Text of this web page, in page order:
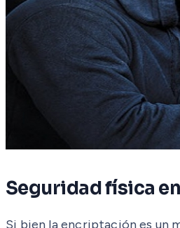
Seguridad física
Si bien la encriptación es un